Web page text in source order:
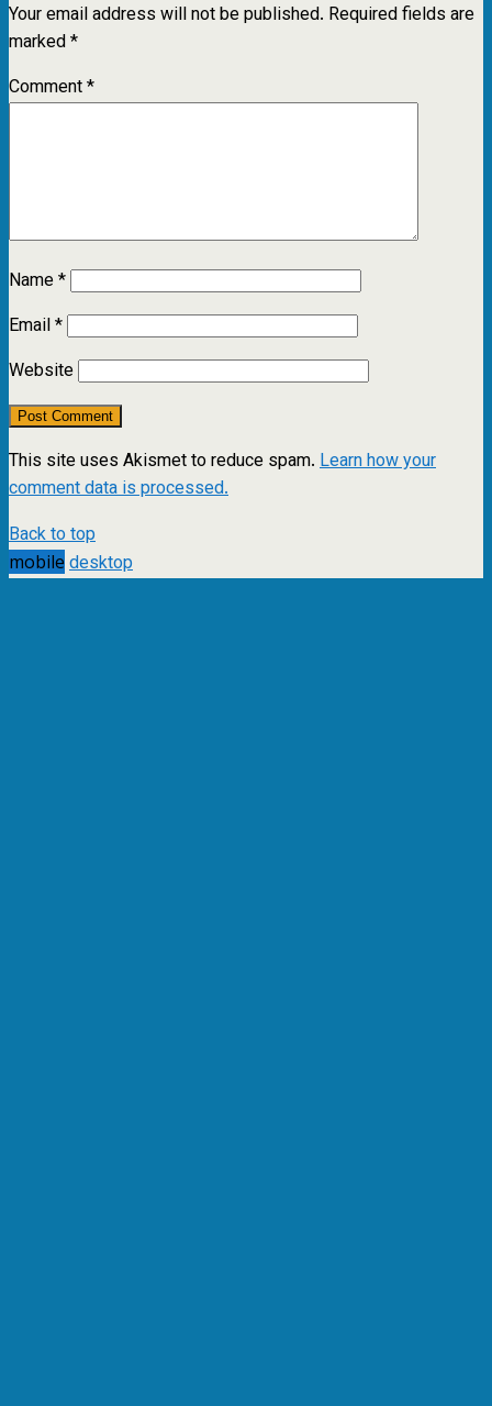
Your email address will not be published. Required fields are
marked*
Comment*
Name*
Email*
Website
This site uses Akismet to reduce spam. Learn how your
comment data is processed.
Back to top
mobile desktop